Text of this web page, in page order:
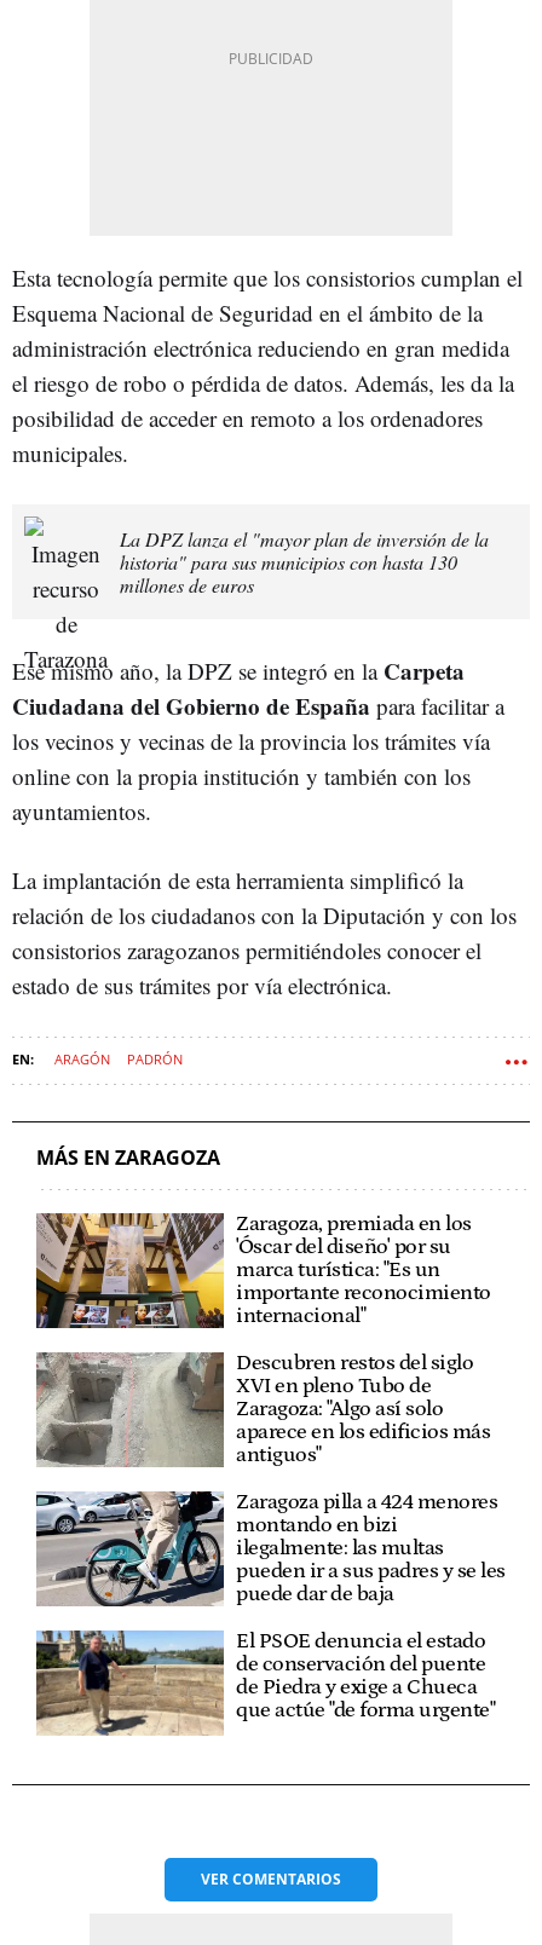
Esta tecnología permite que los consistorios cumplan el
Esquema Nacional de Seguridad en el ámbito de la
administración electrónica reduciendo en gran medida
el riesgo de robo o pérdida de datos. Además, les da la
posibilidad de acceder en remoto a los ordenadores
municipales.
La DPZ lanza el "mayor plan de inversión de la
historia" para sus municipios con hasta 130
millones de euros
Ese mismo año, la DPZ se integró en la Carpeta
Ciudadana del Gobierno de España para facilitar a
los vecinos y vecinas de la provincia los trámites vía
online con la propia institución y también con los
ayuntamientos.
La implantación de esta herramienta simplificó la
relación de los ciudadanos con la Diputación y con los
consistorios zaragozanos permitiéndoles conocer el
estado de sus trámites por vía electrónica.
ARAGÓN PADRÓN
MÁS EN ZARAGOZA
Zaragoza, premiada en los
'Óscar del diseño' por su
marca turística: "Es un
importante reconocimiento
internacional"
Descubren restos del siglo
XVI en pleno Tubo de
Zaragoza: "Algo así solo
aparece en los edificios más
antiguos"
Zaragoza pilla a 424 menores
montando en bizi
ilegalmente: las multas
pueden ir a sus padres y se les
puede dar de baja
El PSOE denuncia el estado
de conservación del puente
de Piedra y exige a Chueca
que actúe "de forma urgente"
VERCOMENTARIOS